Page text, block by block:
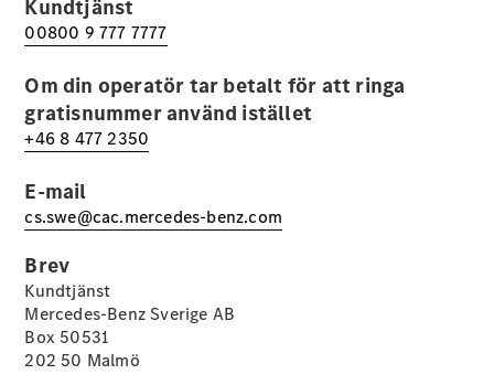
Alla Sedan
CLA
Elektrisk
C-Klass
C-
Klass
Sedan
Elektrisk
EQE
Sedan
EQS
Sedan
Elektrisk
E-Klass
Kundtjänst
00800 9 777 7777
Om din operatör tar betalt för att ringa
gratisnummer använd istället
+46 8 477 2350
E-mail
cs.swe@cac.mercedes-benz.com
Brev
Kundtjänst
Mercedes-Benz Sverige AB
Box 50531
202 50 Malmö